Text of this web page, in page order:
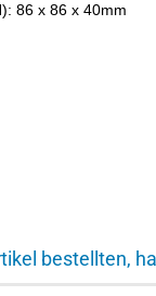
86 x 86 x 40mm
bestellten,